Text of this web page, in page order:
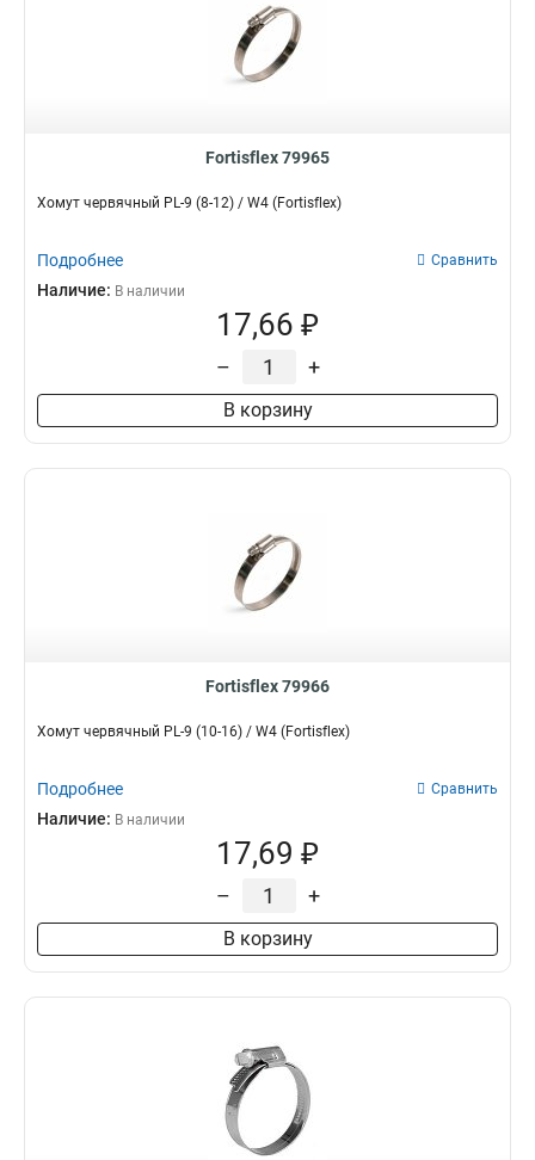
Fortisflex 79965
Хомут червячный PL-9 (8-12) / W4 (Fortisflex)
Подробнее Сравнить
Наличие: В наличии
17,66 ₽
– +
В корзину
Fortisflex 79966
Хомут червячный PL-9 (10-16) / W4 (Fortisflex)
Подробнее Сравнить
Наличие: В наличии
17,69 ₽
– +
В корзину